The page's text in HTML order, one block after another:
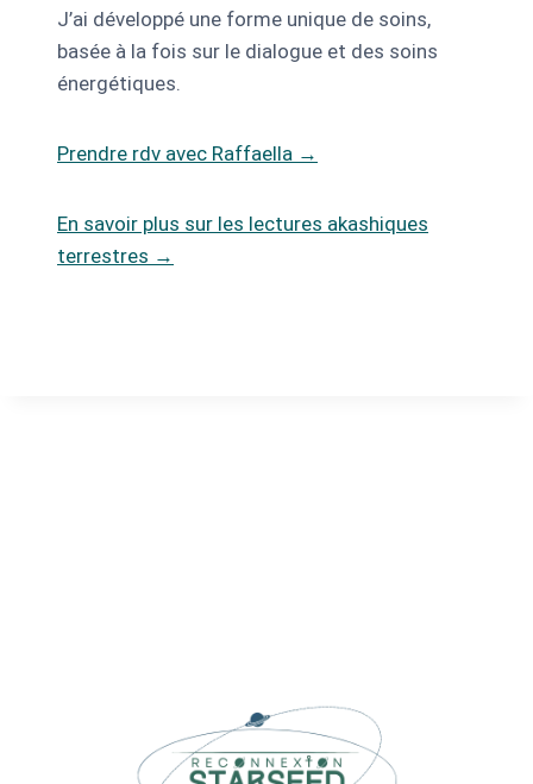
J’ai développé une forme unique de soins,
basée à la fois sur le dialogue et des soins
énergétiques.
Prendre rdv avec Raffaella →
En savoir plus sur les lectures akashiques
terrestres →